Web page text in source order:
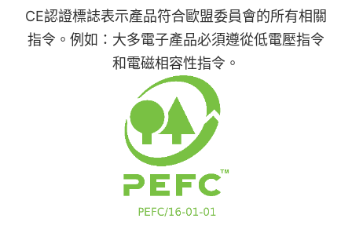
CE認證標誌表示產品符合歐盟委員會的所有相關
指令。例如：大多電子產品必須遵從低電壓指令
和電磁相容性指令。